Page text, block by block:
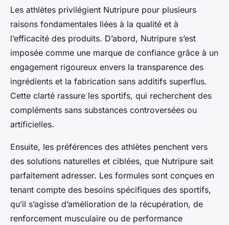
Les athlètes privilégient Nutripure pour plusieurs
raisons fondamentales liées à la qualité et à
l’efficacité des produits. D’abord, Nutripure s’est
imposée comme une marque de confiance grâce à un
engagement rigoureux envers la transparence des
ingrédients et la fabrication sans additifs superflus.
Cette clarté rassure les sportifs, qui recherchent des
compléments sans substances controversées ou
artificielles.
Ensuite, les préférences des athlètes penchent vers
des solutions naturelles et ciblées, que Nutripure sait
parfaitement adresser. Les formules sont conçues en
tenant compte des besoins spécifiques des sportifs,
qu’il s’agisse d’amélioration de la récupération, de
renforcement musculaire ou de performance